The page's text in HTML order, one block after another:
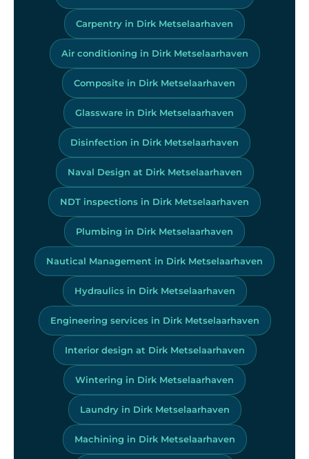
Carpentry in Dirk Metselaarhaven
Air conditioning in Dirk Metselaarhaven
Composite in Dirk Metselaarhaven
Glassware in Dirk Metselaarhaven
Disinfection in Dirk Metselaarhaven
Naval Design at Dirk Metselaarhaven
NDT inspections in Dirk Metselaarhaven
Plumbing in Dirk Metselaarhaven
Nautical Management in Dirk Metselaarhaven
Hydraulics in Dirk Metselaarhaven
Engineering services in Dirk Metselaarhaven
Interior design at Dirk Metselaarhaven
Wintering in Dirk Metselaarhaven
Laundry in Dirk Metselaarhaven
Machining in Dirk Metselaarhaven